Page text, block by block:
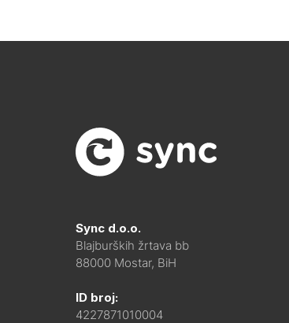
Sync d.o.o.
Blajburških žrtava bb
88000 Mostar, BiH
ID broj:
4227871010004